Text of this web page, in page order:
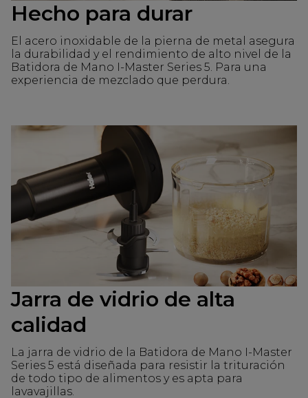
Hecho para durar
El acero inoxidable de la pierna de metal asegura
la durabilidad y el rendimiento de alto nivel de la
Batidora de Mano I-Master Series 5. Para una
experiencia de mezclado que perdura.
Jarra de vidrio de alta
calidad
La jarra de vidrio de la Batidora de Mano I-Master
Series 5 está diseñada para resistir la trituración
de todo tipo de alimentos y es apta para
lavavajillas.